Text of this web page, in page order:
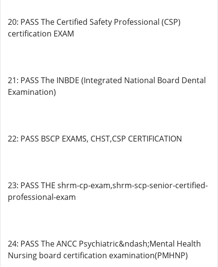
20: PASS The Certified Safety Professional (CSP)
certification EXAM
21: PASS The INBDE (Integrated National Board Dental
Examination)
22: PASS BSCP EXAMS, CHST,CSP CERTIFICATION
23: PASS THE shrm-cp-exam,shrm-scp-senior-certified-
professional-exam
24: PASS The ANCC Psychiatric&ndash;Mental Health
Nursing board certification examination(PMHNP)